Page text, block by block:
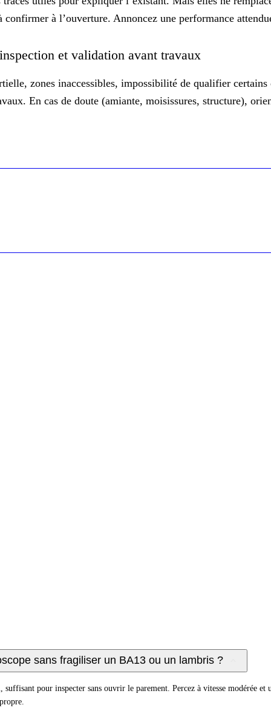
à l’ouverture. Annoncez une performance
et validation avant travaux
zones inaccessibles, impossibilité de qualifier
En cas de doute (amiante, moisissures, structure),
sans fragiliser un BA13 ou un lambris ?
pour inspecter sans ouvrir le parement. Percez à vitesse modérée